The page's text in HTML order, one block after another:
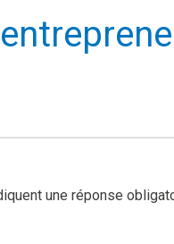
une réponse